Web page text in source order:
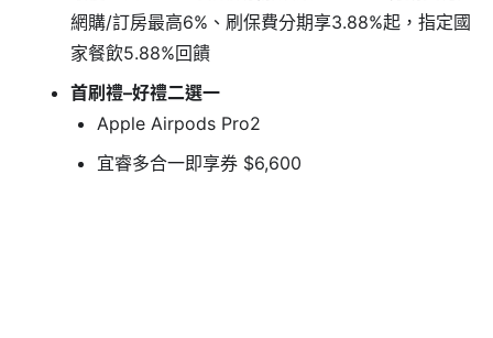
網購/訂房最高6%、刷保費分期享3.88%起，指定國
家餐飲5.88%回饋
首刷禮–好禮二選一
Apple Airpods Pro2
宜睿多合一即享券 $6,600